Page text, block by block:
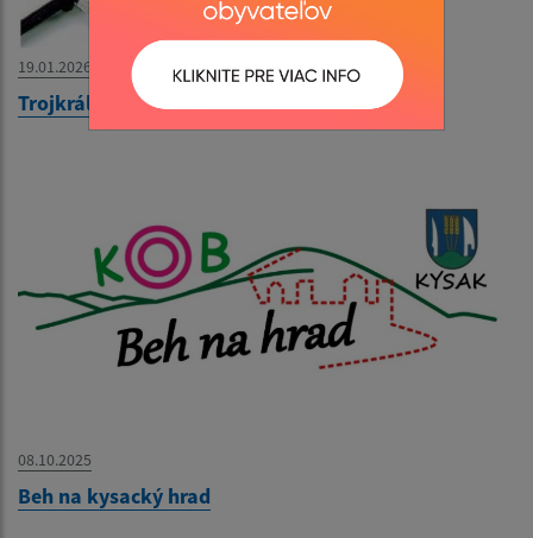
19.01.2026
Trojkráľová buzola 2026
08.10.2025
Beh na kysacký hrad